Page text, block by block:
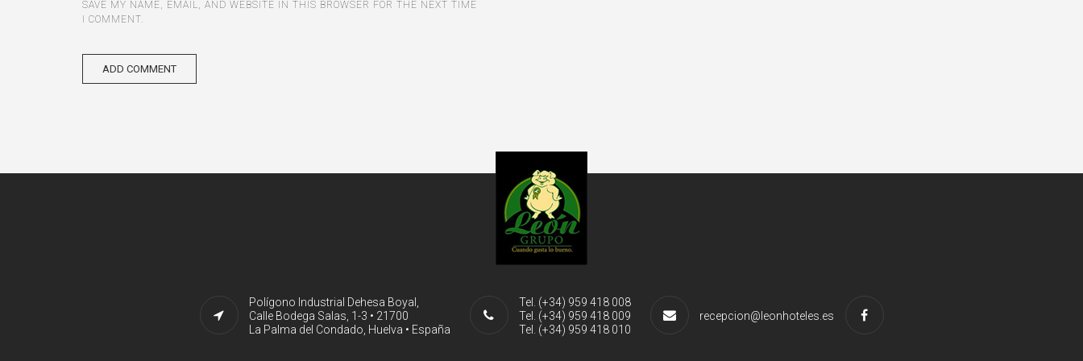
SAVE MY NAME, EMAIL, AND WEBSITE IN THIS BROWSER FOR THE NEXT TIME
I COMMENT.
Polígono Industrial Dehesa Boyal,
Calle Bodega Salas, 1-3 • 21700
La Palma del Condado, Huelva • España
Tel. (+34) 959 418 008
Tel. (+34) 959 418 009
Tel. (+34) 959 418 010
recepcion@leonhoteles.es